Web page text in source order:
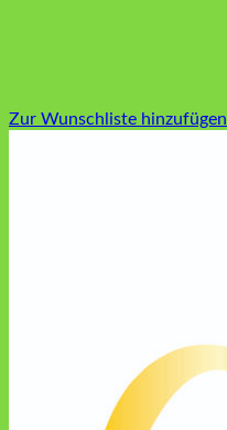
Zur Wunschliste hinzufügen